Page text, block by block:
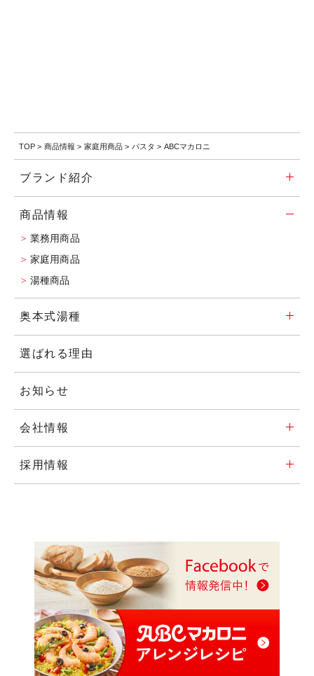
TOP > 商品情報 > 家庭用商品 > パスタ > ABCマカロニ
ブランド紹介
商品情報
業務用商品
家庭用商品
湯種商品
奥本式湯種
選ばれる理由
お知らせ
会社情報
採用情報